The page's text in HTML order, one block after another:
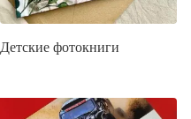
Детские фотокниги